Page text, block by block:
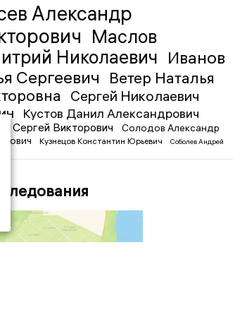
Александр
Маслов
Николаевич Иванов
Сергеевич
Ветер Наталья
Сергей Николаевич
Кустов Данил Александрович
Сергей Викторович
Солодов Александр
Кузнецов Константин Юрьевич
Соболев Андрей